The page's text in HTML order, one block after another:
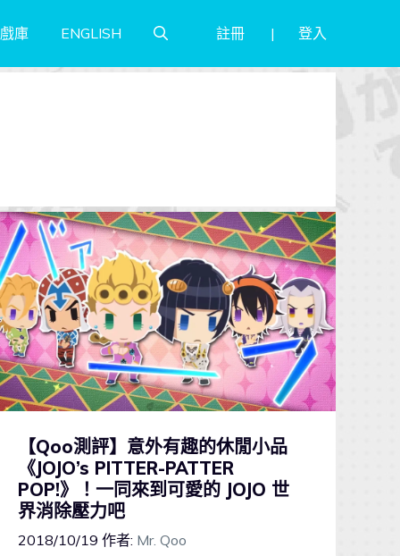
庫 ENGLISH 註冊 登入
【Qoo測評】意外有趣的休閒小品
《JOJO’s PITTER-PATTER
POP!》！一同來到可愛的 JOJO 世
界消除壓力吧
2018/10/19 作者: Mr. Qoo